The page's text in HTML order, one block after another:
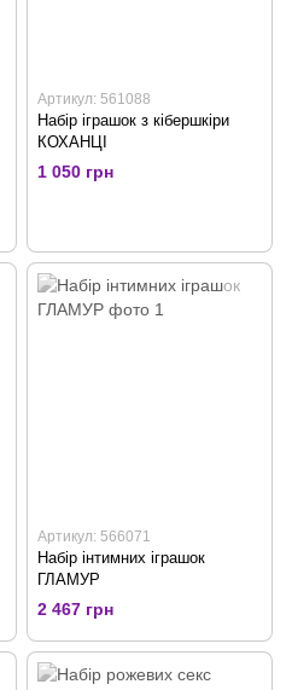
Артикул: 561088
Набір іграшок з кібершкіри
КОХАНЦІ
1 050 грн
Артикул: 566071
Набір інтимних іграшок
ГЛАМУР
2 467 грн